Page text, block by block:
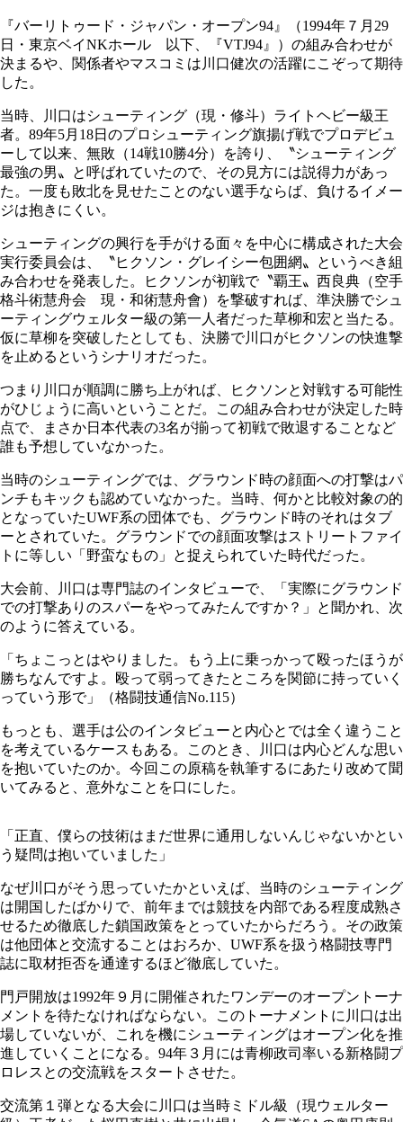
『バーリトゥード・ジャパン・オープン94』（1994年７月29
日・東京ベイNKホール 以下、『VTJ94』）の組み合わせが
決まるや、関係者やマスコミは川口健次の活躍にこぞって期待
した。
当時、川口はシューティング（現・修斗）ライトヘビー級王
者。89年5月18日のプロシューティング旗揚げ戦でプロデビュ
ーして以来、無敗（14戦10勝4分）を誇り、〝シューティング
最強の男〟と呼ばれていたので、その見方には説得力があっ
た。一度も敗北を見せたことのない選手ならば、負けるイメー
ジは抱きにくい。
シューティングの興行を手がける面々を中心に構成された大会
実行委員会は、〝ヒクソン・グレイシー包囲網〟というべき組
み合わせを発表した。ヒクソンが初戦で〝覇王〟西良典（空手
格斗術慧舟会 現・和術慧舟會）を撃破すれば、準決勝でシュ
ーティングウェルター級の第一人者だった草柳和宏と当たる。
仮に草柳を突破したとしても、決勝で川口がヒクソンの快進撃
を止めるというシナリオだった。
つまり川口が順調に勝ち上がれば、ヒクソンと対戦する可能性
がひじょうに高いということだ。この組み合わせが決定した時
点で、まさか日本代表の3名が揃って初戦で敗退することなど
誰も予想していなかった。
当時のシューティングでは、グラウンド時の顔面への打撃はパ
ンチもキックも認めていなかった。当時、何かと比較対象の的
となっていたUWF系の団体でも、グラウンド時のそれはタブ
ーとされていた。グラウンドでの顔面攻撃はストリートファイ
トに等しい「野蛮なもの」と捉えられていた時代だった。
大会前、川口は専門誌のインタビューで、「実際にグラウンド
での打撃ありのスパーをやってみたんですか？」と聞かれ、次
のように答えている。
「ちょこっとはやりました。もう上に乗っかって殴ったほうが
勝ちなんですよ。殴って弱ってきたところを関節に持っていく
っていう形で」（格闘技通信No.115）
もっとも、選手は公のインタビューと内心とでは全く違うこと
を考えているケースもある。このとき、川口は内心どんな思い
を抱いていたのか。今回この原稿を執筆するにあたり改めて聞
いてみると、意外なことを口にした。
「正直、僕らの技術はまだ世界に通用しないんじゃないかとい
う疑問は抱いていました」
なぜ川口がそう思っていたかといえば、当時のシューティング
は開国したばかりで、前年までは競技を内部である程度成熟さ
せるため徹底した鎖国政策をとっていたからだろう。その政策
は他団体と交流することはおろか、UWF系を扱う格闘技専門
誌に取材拒否を通達するほど徹底していた。
門戸開放は1992年９月に開催されたワンデーのオープントーナ
メントを待たなければならない。このトーナメントに川口は出
場していないが、これを機にシューティングはオープン化を推
進していくことになる。94年３月には青柳政司率いる新格闘プ
ロレスとの交流戦をスタートさせた。
交流第１弾となる大会に川口は当時ミドル級（現ウェルター